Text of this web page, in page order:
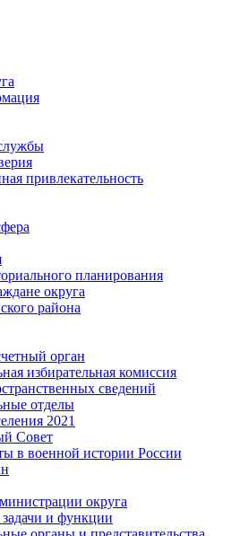
привлекательность
планирования
округа
района
орган
избирательная комиссия
сведений
отделы
2021
Совет
в военной истории России
округа
и функции